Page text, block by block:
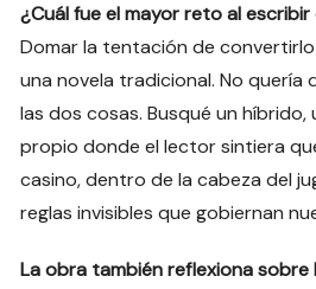
¿Cuál fue el mayor reto al
Domar la tentación de convertirlo
una novela tradicional. No quería
las dos cosas. Busqué un
propio donde el lector sintiera
casino, dentro de la cabeza del
reglas invisibles que gobiernan
La obra también reflexiona sobre